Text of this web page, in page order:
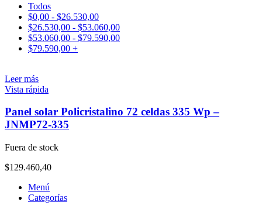
Todos
$0,00 - $26.530,00
$26.530,00 - $53.060,00
$53.060,00 - $79.590,00
$79.590,00 +
Leer más
Vista rápida
Panel solar Policristalino 72 celdas 335 Wp –
JNMP72-335
Fuera de stock
$129.460,40
Menú
Categorías